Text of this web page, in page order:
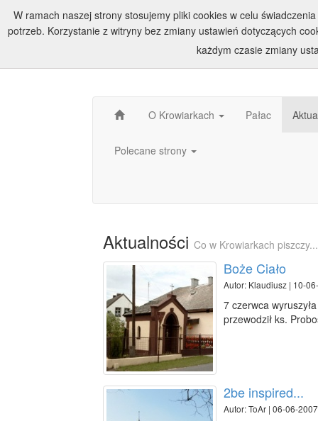
O Krowiarkach Pałac
Polecane strony
Aktualności Co w Krowiarkach piszczy...
Boże Ciało
Autor: Klaudiusz | 10-
7 czerwca
przewodził ks.
2be inspired...
Autor: ToAr | 06-06-
W ramach naszej strony stosujemy pliki cookies w celu
potrzeb. Korzystanie z witryny bez zmiany ustawień dotyczących
każdym czasie zmiany